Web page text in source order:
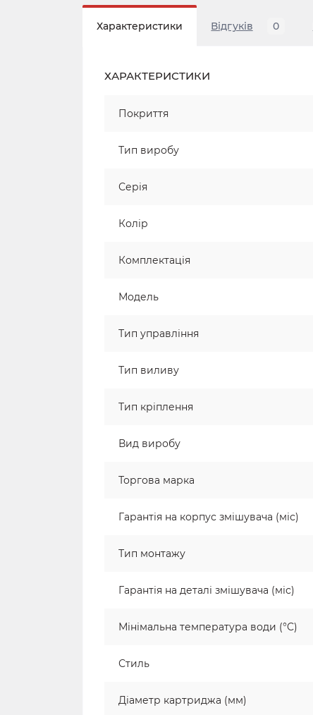
Характеристики Відгуків 0
ХАРАКТЕРИСТИКИ
Покриття
Тип виробу
Серія
Колір
Комплектація
Модель
Тип управління
Тип виливу
Тип кріплення
Вид виробу
Торгова марка
Гарантія на корпус змішувача (міс)
Тип монтажу
Гарантія на деталі змішувача (міс)
Мінімальна температура води (°C)
Стиль
Діаметр картриджа (мм)